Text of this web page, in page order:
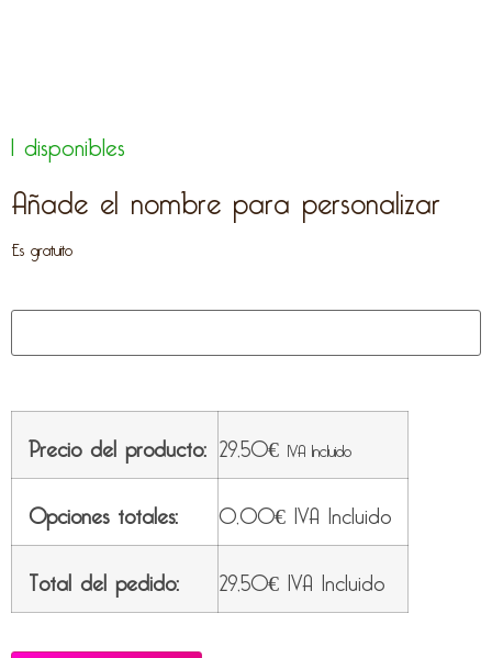
1 disponibles
Añade el nombre para personalizar
Es gratuito
Precio del producto: 29,50€ IVA Incluido
Opciones totales: 0,00€ IVA Incluido
Total del pedido:
29,50€ IVA Incluido